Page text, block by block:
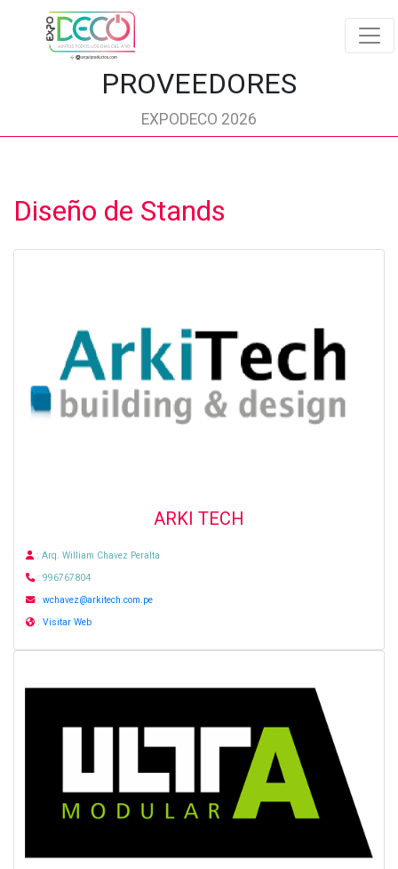
PROVEEDORES
EXPODECO 2026
Diseño de Stands
ARKI TECH
: Arq. William Chavez Peralta
: 996767804
: wchavez@arkitech.com.pe
: Visitar Web